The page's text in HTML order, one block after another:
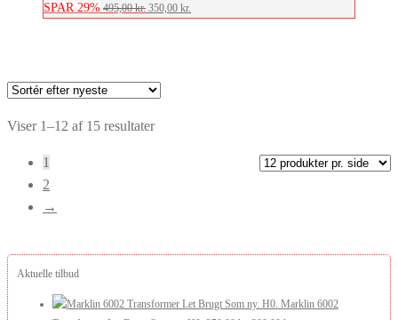
SPAR 29% 495,00kr. Den
495,00 kr..
350,00 kr.
Viser 1–12 af 15 resultaterSorteret
1
2
→
Aktuelle tilbud
Marklin 6002